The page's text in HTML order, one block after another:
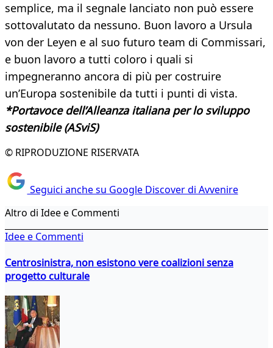
semplice, ma il segnale lanciato non può essere
sottovalutato da nessuno. Buon lavoro a Ursula
von der Leyen e al suo futuro team di Commissari,
e buon lavoro a tutti coloro i quali si
impegneranno ancora di più per costruire
un’Europa sostenibile da tutti i punti di vista.
*Portavoce dell’Alleanza italiana per lo sviluppo
sostenibile (ASviS)
© RIPRODUZIONE RISERVATA
Seguici anche su Google Discover di Avvenire
Altro di Idee e Commenti
Idee e Commenti
Centrosinistra, non esistono vere coalizioni senza
progetto culturale